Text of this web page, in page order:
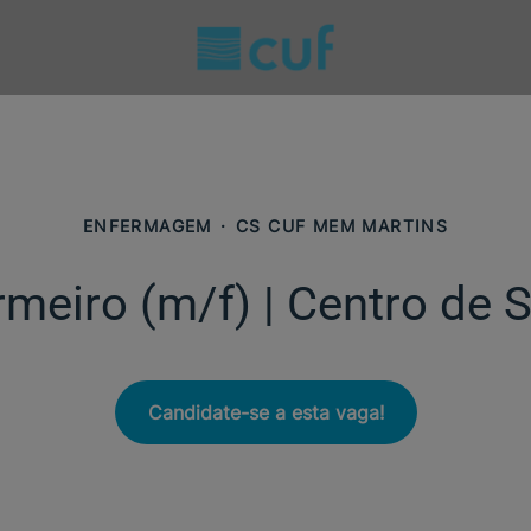
ENFERMAGEM · CS CUF MEM MARTINS
(m/f)​ | Centro de
Candidate-se a esta vaga!